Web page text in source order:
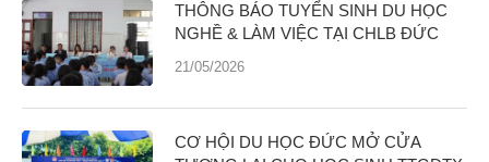
THÔNG BÁO TUYỂN SINH DU HỌC
NGHỀ & LÀM VIỆC TẠI CHLB ĐỨC
21/05/2026
CƠ HỘI DU HỌC ĐỨC MỞ CỬA